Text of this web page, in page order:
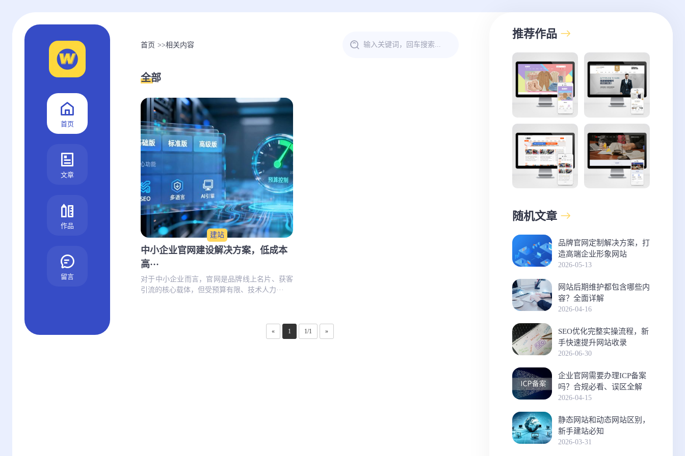
首页
文章
作品
留言
首页 >>相关内容
全部
建站
中小企业官网建设解决方案，低成本
高···
对于中小企业而言，官网是品牌线上名片、获客
引流的核心载体，但受预算有限、技术人力···
« 1 1/1 »
推荐作品
随机文章
品牌官网定制解决方案，打
造高端企业形象网站
2026-05-13
网站后期维护都包含哪些内
容？全面详解
2026-04-16
SEO优化完整实操流程，新
手快速提升网站收录
2026-06-30
企业官网需要办理ICP备案
吗？合规必看、误区全解
2026-04-15
静态网站和动态网站区别，
新手建站必知
2026-03-31